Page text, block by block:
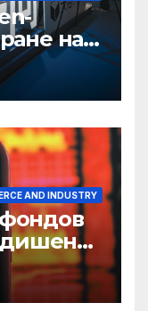
на
AND INDUSTRY